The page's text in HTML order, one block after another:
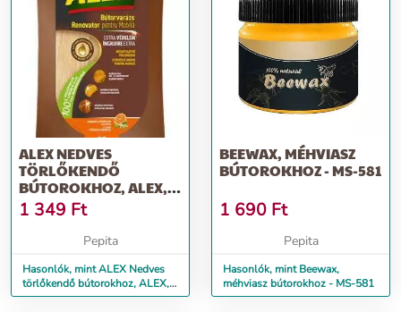
ALEX NEDVES
TÖRLŐKENDŐ
BÚTOROKHOZ, ALEX,
30 DB
1 349 Ft
Pepita
Hasonlók, mint ALEX Nedves
törlőkendő bútorokhoz, ALEX,
30 db
BEEWAX, MÉHVIASZ
BÚTOROKHOZ - MS-581
1 690 Ft
Pepita
Hasonlók, mint Beewax,
méhviasz bútorokhoz - MS-581